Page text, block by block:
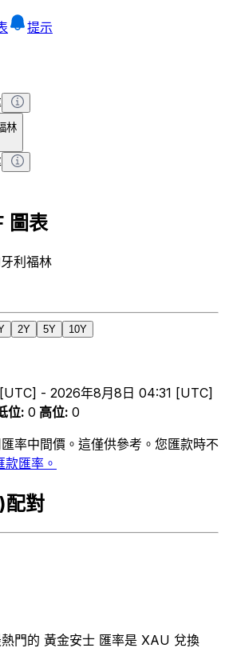
提示
林
圖表
利福林
2Y 5Y 10Y
- 2026年8月8日 04:31 [UTC]
位: 0 高位: 0
率中間價。這僅供參考。您匯款時不
款匯率。
配對
門的 黃金安士 匯率是 XAU 兌換